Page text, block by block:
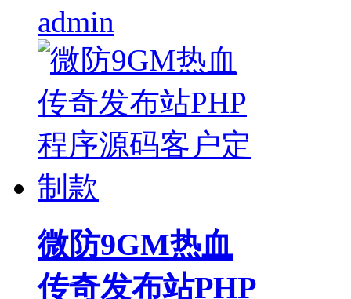
admin
微防9GM热血
传奇发布站PHP